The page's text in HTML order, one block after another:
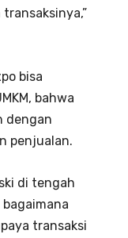
bisa
bahwa
dengan
penjualan.
di tengah
transaksi